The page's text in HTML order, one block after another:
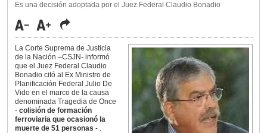
Es una decisión adoptada por el Juez Federal Claudio Bonadio
La Corte Suprema de Justicia
de la Nación –CSJN- informó
que el Juez Federal Claudio
Bonadio citó al Ex Ministro de
Planificación Federal Julio De
Vido en el marco de la causa
denominada Tragedia de Once
- colisión de formación
ferroviaria que ocasionó la
muerte de 51 personas - .